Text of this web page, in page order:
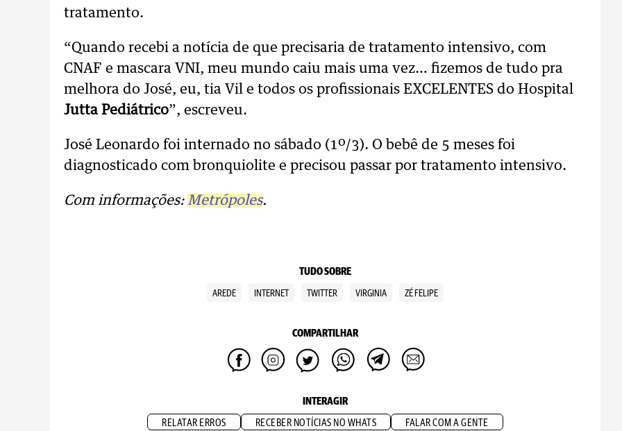
tratamento.
“Quando recebi a notícia de que precisaria de tratamento intensivo, com
CNAF e mascara VNI, meu mundo caiu mais uma vez… fizemos de tudo pra
melhora do José, eu, tia Vil e todos os profissionais EXCELENTES do Hospital
Jutta Pediátrico”, escreveu.
José Leonardo foi internado no sábado (1º/3). O bebê de 5 meses foi
diagnosticado com bronquiolite e precisou passar por tratamento intensivo.
Com informações: Metrópoles.
TUDO SOBRE
AREDE INTERNET TWITTER VIRGINIA ZÉ FELIPE
COMPARTILHAR
INTERAGIR
RELATAR ERROS RECEBER NOTÍCIAS NO WHATS FALAR COM A GENTE